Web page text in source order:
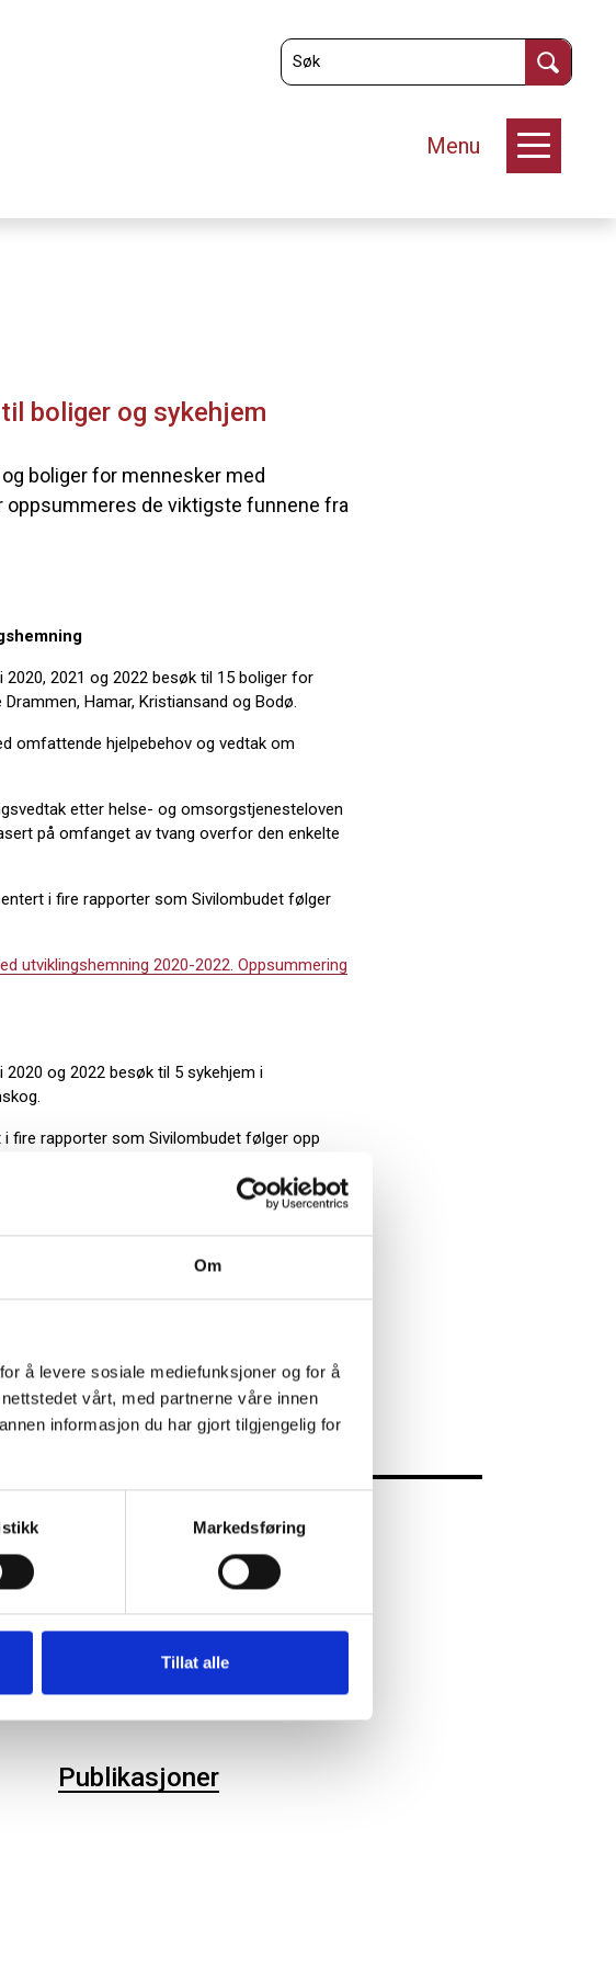
Om
å levere sosiale mediefunksjoner og for å
vårt, med partnerne våre innen
informasjon du har gjort tilgjengelig for
Markedsføring
Tillat alle
Menu
boliger og sykehjem
boliger for mennesker med
de viktigste funnene fra
2021 og 2022 besøk til 15 boliger for
Hamar, Kristiansand og Bodø.
omfattende hjelpebehov og vedtak om
etter helse- og omsorgstjenesteloven
på omfanget av tvang overfor den enkelte
i fire rapporter som Sivilombudet følger
utviklingshemning 2020-2022. Oppsummering
og 2022 besøk til 5 sykehjem i
fire rapporter som Sivilombudet følger opp
av de viktigste funnene (pdf)
Kommunalrett
Kontrollutvalg
Kontrollutvalgssekretariat
Publikasjoner